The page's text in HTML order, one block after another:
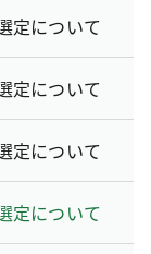
定について
定について
定について
定について